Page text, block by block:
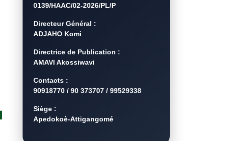
0139/HAAC/02-2026/PL/P
Directeur Général :
ADJAHO Komi
Directrice de Publication :
AMAVI Akossiwavi
Contacts :
90918770 / 90 373707 / 99529338
Siège :
Apedokoè-Attigangomé